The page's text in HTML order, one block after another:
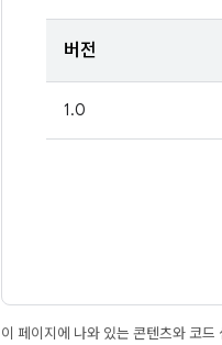
버전
1.0
이 페이지에 나와 있는 콘텐츠와 코드